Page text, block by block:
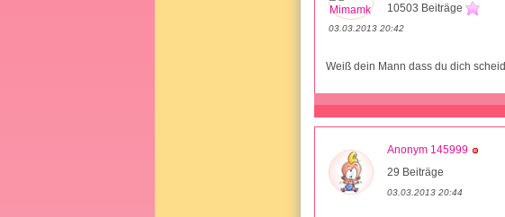
10503 Beiträge
03.03.2013 20:42
Weiß dein Mann dass du dich
Anonym 145999
29 Beiträge
03.03.2013 20:44